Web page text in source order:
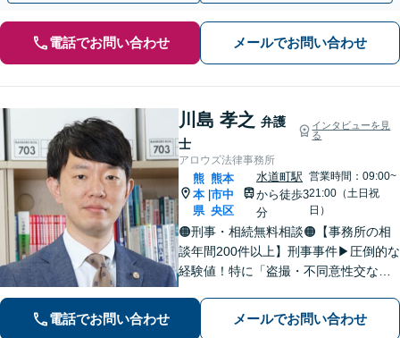
電話でお問い合わせ メールでお問い合わせ
川島 孝之 弁護
士
インタビューを見
る
アロウズ法律事務所
熊
本
県
|
熊本
市中
央区
水道町駅
から徒歩3
分
営業時間：09:00~
21:00（土日祝
日）
🟠刑事・相続無料相談🟠【事務所の相
談年間200件以上】刑事事件▶︎圧倒的な
経験値！特に「盗撮・不同意性交など
局・証券会社」勤務で培った税の知識
を生かし、依頼者に寄り添った強いパ
電話でお問い合わせ メールでお問い合わせ